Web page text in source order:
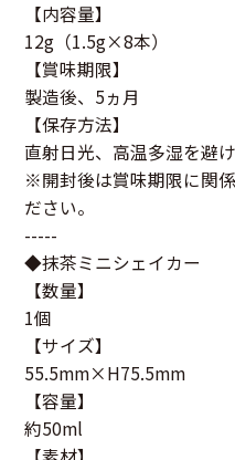
【内容量】
12g（1.5g×8本）
【賞味期限】
製造後、5ヵ月
【保存方法】
直射日光、高温多湿を避
※開封後は賞味期限に関
ださい。
-----
◆抹茶ミニシェイカー
【数量】
1個
【サイズ】
55.5mm×H75.5mm
【容量】
約50ml